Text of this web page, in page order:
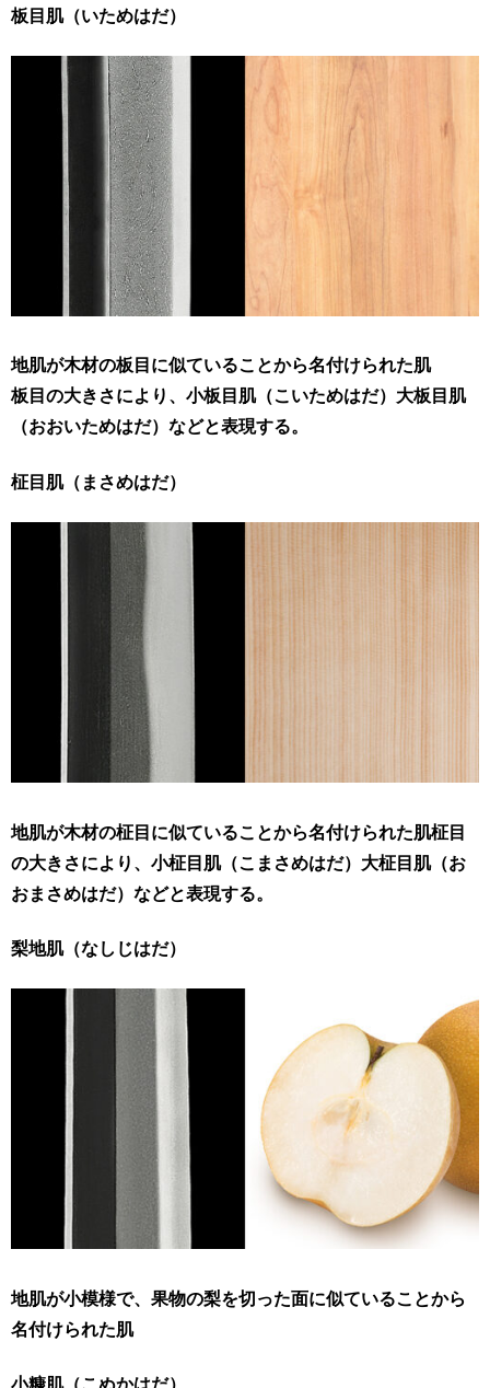
板目肌（いためはだ）
地肌が木材の板目に似ていることから名付けられた肌
板目の大きさにより、小板目肌（こいためはだ）大板目肌
（おおいためはだ）などと表現する。
柾目肌（まさめはだ）
地肌が木材の柾目に似ていることから名付けられた肌柾目
の大きさにより、小柾目肌（こまさめはだ）大柾目肌（お
おまさめはだ）などと表現する。
梨地肌（なしじはだ）
地肌が小模様で、果物の梨を切った面に似ていることから
名付けられた肌